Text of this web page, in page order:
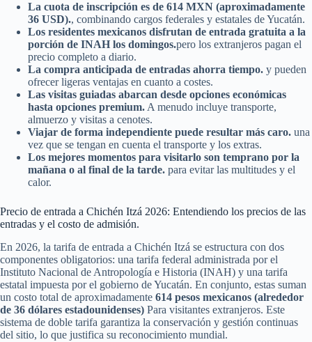
La cuota de inscripción es de 614 MXN (aproximadamente
36 USD)., combinando cargos federales y estatales de Yucatán.
Los residentes mexicanos disfrutan de entrada gratuita a la
porción de INAH los domingos.pero los extranjeros pagan el
precio completo a diario.
La compra anticipada de entradas ahorra tiempo. y pueden
ofrecer ligeras ventajas en cuanto a costes.
Las visitas guiadas abarcan desde opciones económicas
hasta opciones premium. A menudo incluye transporte,
almuerzo y visitas a cenotes.
Viajar de forma independiente puede resultar más caro. una
vez que se tengan en cuenta el transporte y los extras.
Los mejores momentos para visitarlo son temprano por la
mañana o al final de la tarde. para evitar las multitudes y el
calor.
Precio de entrada a Chichén Itzá 2026: Entendiendo los precios de las
entradas y el costo de admisión.
En 2026, la tarifa de entrada a Chichén Itzá se estructura con dos
componentes obligatorios: una tarifa federal administrada por el
Instituto Nacional de Antropología e Historia (INAH) y una tarifa
estatal impuesta por el gobierno de Yucatán. En conjunto, estas suman
un costo total de aproximadamente 614 pesos mexicanos (alrededor
de 36 dólares estadounidenses) Para visitantes extranjeros. Este
sistema de doble tarifa garantiza la conservación y gestión continuas
del sitio, lo que justifica su reconocimiento mundial.